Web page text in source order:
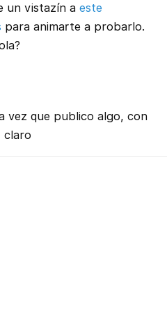
un vistazín a este
para animarte a probarlo.
vez que publico algo, con
claro